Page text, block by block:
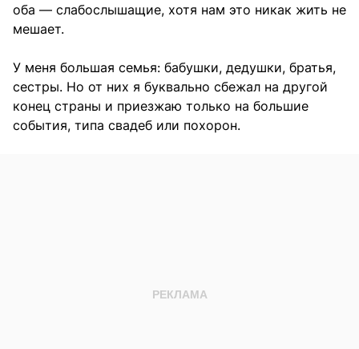
оба — слабослышащие, хотя нам это никак жить не
мешает.
У меня большая семья: бабушки, дедушки, братья,
сестры. Но от них я буквально сбежал на другой
конец страны и приезжаю только на большие
события, типа свадеб или похорон.